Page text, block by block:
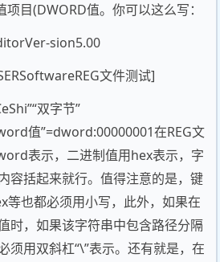
项目(DWORD值。你可以这么写：
sion5.00
文件测试]
双字节”
值”=dword:00000001在REG文
表示，二进制值用hex表示，字
容括起来就行。值得注意的是，键
也都必须用小写，此外，如果在
时，如果该字符串中包含路径分隔
须用双斜杠“\”表示。还有就是，在